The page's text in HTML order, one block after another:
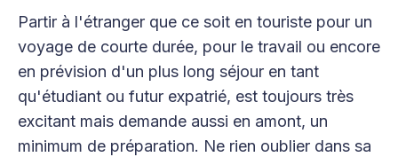
Partir à l'étranger que ce soit en touriste pour un
voyage de courte durée, pour le travail ou encore
en prévision d'un plus long séjour en tant
qu'étudiant ou futur expatrié, est toujours très
excitant mais demande aussi en amont, un
minimum de préparation. Ne rien oublier dans sa